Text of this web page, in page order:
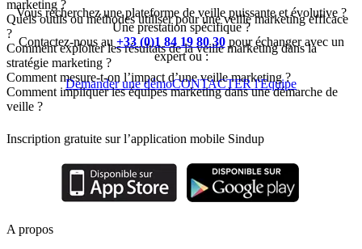
marketing ?
Quels outils ou méthodes utiliser pour une veille marketing efficace
?
Comment exploiter les résultats de la veille marketing dans la
stratégie marketing ?
Comment mesure-t-on l’impact d’une veille marketing ?
Comment impliquer les équipes marketing dans une démarche de
veille ?
Vous recherchez une plateforme de veille puissante et évolutive ?
Une prestation spécifique ?
Contactez-nous au +33 (0)1 84 19 80 30pour échanger avec un
expert ou :
Demander une démoCONTACTER l'Equipe
Inscription gratuite sur l’application mobile Sindup
A propos